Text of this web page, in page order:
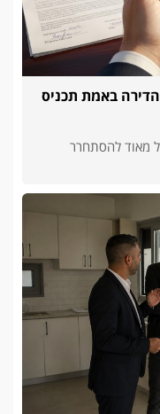
באמת תכניס
מאוד להסתחרר